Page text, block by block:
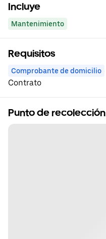
Incluye
Mantenimiento
Requisitos
Comprobante de domicilio
Contrato
Punto de recolección